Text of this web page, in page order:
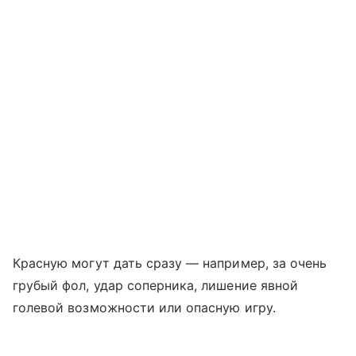
Красную могут дать сразу — например, за очень
грубый фол, удар соперника, лишение явной
голевой возможности или опасную игру.